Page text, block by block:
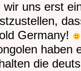
uns erst
Germany!
haben
die